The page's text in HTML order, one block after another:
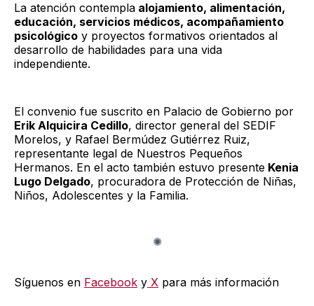
La atención contempla alojamiento, alimentación,
educación, servicios médicos, acompañamiento
psicológico y proyectos formativos orientados al
desarrollo de habilidades para una vida
independiente.
El convenio fue suscrito en Palacio de Gobierno por
Erik Alquicira Cedillo, director general del SEDIF
Morelos, y Rafael Bermúdez Gutiérrez Ruiz,
representante legal de Nuestros Pequeños
Hermanos. En el acto también estuvo presente Kenia
Lugo Delgado, procuradora de Protección de Niñas,
Niños, Adolescentes y la Familia.
Síguenos en Facebook y X para más información